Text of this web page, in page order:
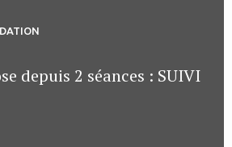
depuis 2 séances : SUIVI